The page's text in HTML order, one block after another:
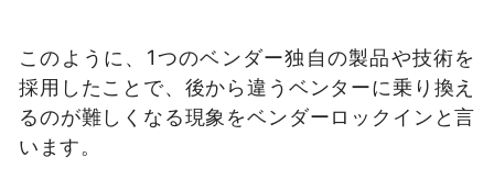
このように、1つのベンダー独自の製品や技術を
採用したことで、後から違うベンターに乗り換え
るのが難しくなる現象をベンダーロックインと言
います。